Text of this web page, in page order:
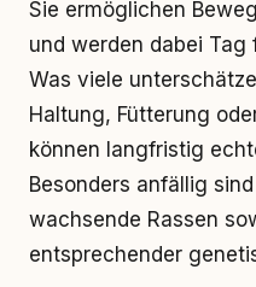
Sie ermöglichen
und werden dabei
Was viele
Haltung, Fütterung
können langfristig
Besonders anfällig
wachsende Rassen
entsprechender